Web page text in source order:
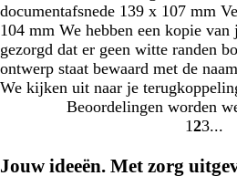
documentafsnede 139 x 107 mm
104 mm We hebben een kopie van
gezorgd dat er geen witte randen
ontwerp staat bewaard met de
We kijken uit naar je
Beoordelingen worden
Naar
1 Naar
2Naar
3
Jouw ideeën. Met zorg